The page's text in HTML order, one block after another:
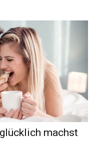
machst